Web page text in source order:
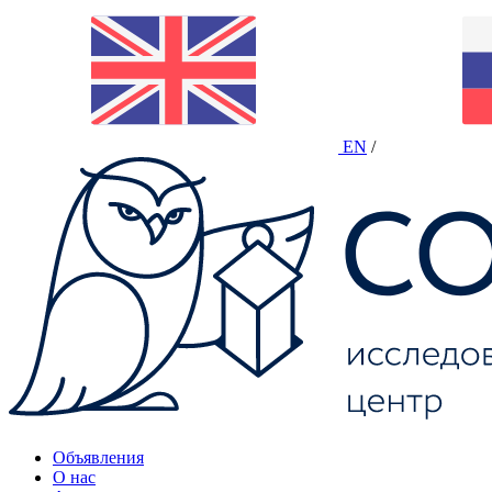
EN /
Объявления
О нас